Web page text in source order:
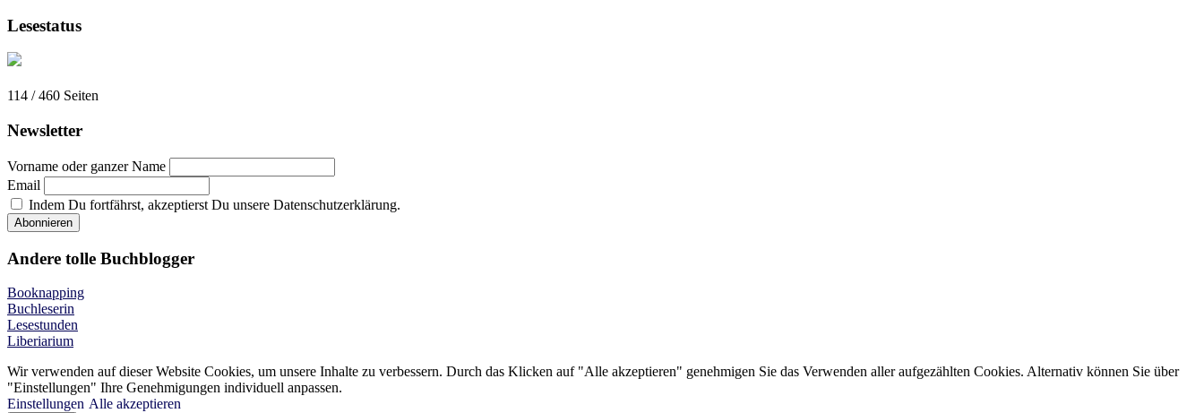
Lesestatus
114 / 460 Seiten
Newsletter
Vorname oder ganzer Name
Email
Indem Du fortfährst, akzeptierst Du unsere Datenschutzerklärung.
Andere tolle Buchblogger
Booknapping
Buchleserin
Lesestunden
Liberiarium
Wir verwenden auf dieser Website Cookies, um unsere Inhalte zu verbessern. Durch das Klicken auf "Alle akzeptieren" genehmigen Sie das Verwenden aller aufgezählten Cookies. Alternativ können Sie über
"Einstellungen" Ihre Genehmigungen individuell anpassen.
Einstellungen Alle akzeptieren